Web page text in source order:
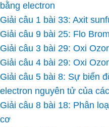
bằng electron
Giải câu 1 bài 33: Axit
Giải câu 9 bài 25: Flo
Giải câu 3 bài 29: Oxi
Giải câu 4 bài 29: Oxi
Giải câu 5 bài 8: Sự biến
electron nguyên tử của
Giải câu 8 bài 18: Phân
cơ